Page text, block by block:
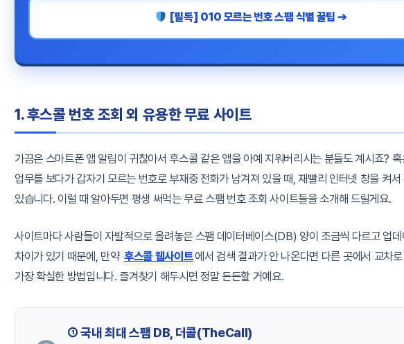
[필독] 010 모르는 번호 스팸 식별 꿀팁 ➔
1. 후스콜 번호 조회 외 유용한 무료 사이트
가끔은 스마트폰 앱 알림이 귀찮아서 후스콜 같은 앱을 아예 지워버리시는 분들도 계시죠?
업무를 보다가 갑자기 모르는 번호로 부재중 전화가 남겨져 있을 때, 재빨리 인터넷 창을 켜
있습니다. 이럴 때 알아두면 평생 써먹는 무료 스팸 번호 조회 사이트들을 소개해 드릴게요.
사이트마다 사람들이 자발적으로 올려놓은 스팸 데이터베이스(DB) 양이 조금씩 다르고 업
차이가 있기 때문에, 만약 후스콜 웹사이트에서 검색 결과가 안 나온다면 다른 곳에서 교차
가장 확실한 방법입니다. 즐겨찾기 해두시면 정말 든든할 거예요.
① 국내 최대 스팸 DB, 더콜(TheCall)